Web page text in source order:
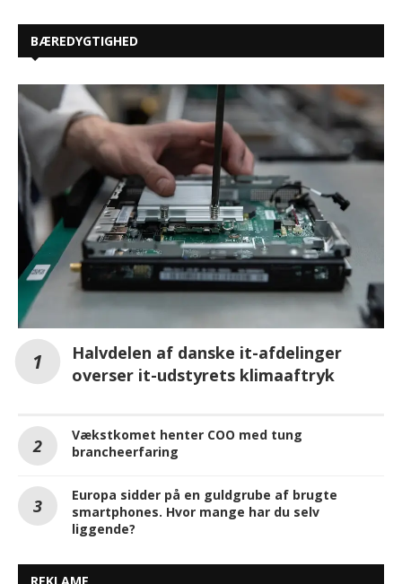
BÆREDYGTIGHED
Halvdelen af danske it-afdelinger
overser it-udstyrets klimaaftryk
Vækstkomet henter COO med tung
brancheerfaring
Europa sidder på en guldgrube af brugte
smartphones. Hvor mange har du selv
liggende?
REKLAME